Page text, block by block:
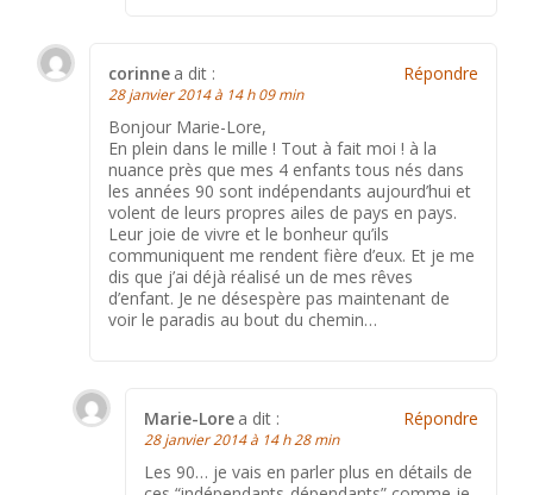
corinne a dit :
28 janvier 2014 à 14 h 09 min
Bonjour Marie-Lore,
En plein dans le mille ! Tout à fait moi ! à la
nuance près que mes 4 enfants tous nés dans
les années 90 sont indépendants aujourd’hui et
volent de leurs propres ailes de pays en pays.
Leur joie de vivre et le bonheur qu’ils
communiquent me rendent fière d’eux. Et je me
dis que j’ai déjà réalisé un de mes rêves
d’enfant. Je ne désespère pas maintenant de
voir le paradis au bout du chemin…
Répondre
Marie-Lore a dit :
28 janvier 2014 à 14 h 28 min
Les 90… je vais en parler plus en détails de
Répondre